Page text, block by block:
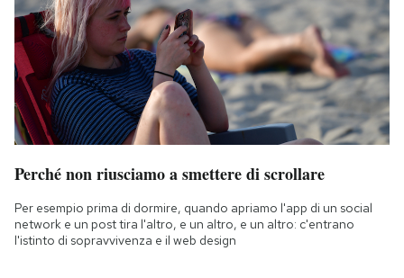
Perché non riusciamo a smettere di scrollare
Per esempio prima di dormire, quando apriamo l'app di un social
network e un post tira l'altro, e un altro, e un altro: c'entrano
l'istinto di sopravvivenza e il web design